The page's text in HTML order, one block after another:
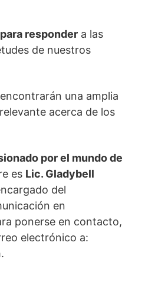
responder a las
de nuestros
una amplia
acerca de los
por el mundo de
es Lic. Gladybell
del
en
ponerse en contacto,
electrónico a: